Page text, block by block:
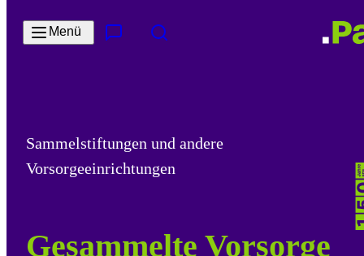
Menü
Sammelstiftungen und andere
Vorsorgeeinrichtungen
Gesammelte Vorsorge